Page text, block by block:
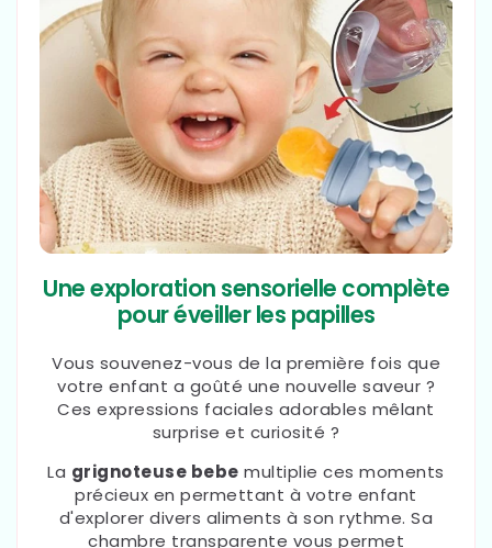
Une exploration sensorielle complète
pour éveiller les papilles
Vous souvenez-vous de la première fois que
votre enfant a goûté une nouvelle saveur ?
Ces expressions faciales adorables mêlant
surprise et curiosité ?
La grignoteuse bebe multiplie ces moments
précieux en permettant à votre enfant
d'explorer divers aliments à son rythme. Sa
chambre transparente vous permet